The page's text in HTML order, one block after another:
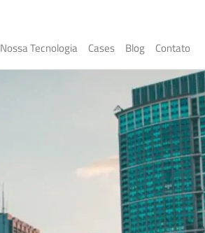
Nossa Tecnologia Cases Blog Contato